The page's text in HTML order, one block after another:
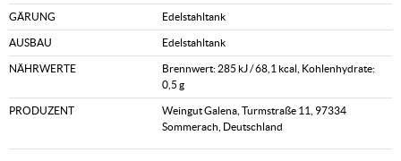
GÄRUNG Edelstahltank
AUSBAU Edelstahltank
NÄHRWERTE
Brennwert: 285 kJ / 68,1 kcal, Kohlenhydrate:
0,5 g
PRODUZENT
Weingut Galena, Turmstraße 11, 97334
Sommerach, Deutschland